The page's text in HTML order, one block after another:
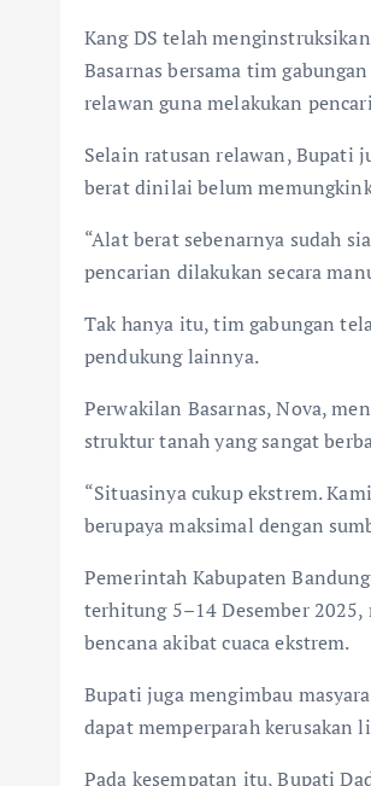
Kang DS telah
Basarnas bersama tim
relawan guna melakukan
Selain ratusan relawan, Bupati
berat dinilai belum
“Alat berat sebenarnya sudah
pencarian dilakukan secara
Tak hanya itu, tim gabungan
pendukung lainnya.
Perwakilan Basarnas, Nova,
struktur tanah yang sangat
“Situasinya cukup ekstrem.
berupaya maksimal dengan
Pemerintah Kabupaten
terhitung 5–14 Desember
bencana akibat cuaca ekstrem.
Bupati juga mengimbau
dapat memperparah kerusakan
Pada kesempatan itu, Bupati